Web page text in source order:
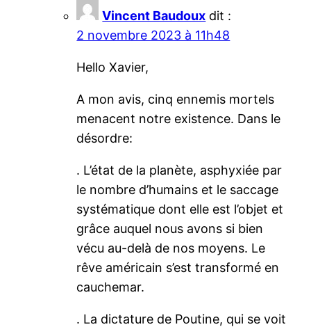
Vincent Baudoux dit :
2 novembre 2023 à 11h48
Hello Xavier,
A mon avis, cinq ennemis mortels
menacent notre existence. Dans le
désordre:
. L’état de la planète, asphyxiée par
le nombre d’humains et le saccage
systématique dont elle est l’objet et
grâce auquel nous avons si bien
vécu au-delà de nos moyens. Le
rêve américain s’est transformé en
cauchemar.
. La dictature de Poutine, qui se voit